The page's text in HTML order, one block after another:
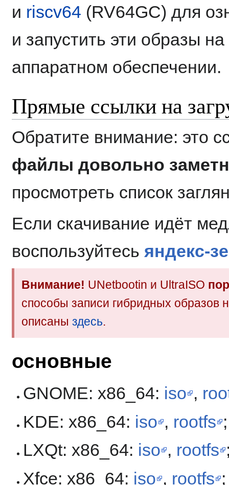
и riscv64 (RV64GC) для
и запустить эти образы
аппаратном обеспечении.
Прямые ссылки на
Обратите внимание: это
файлы довольно
просмотреть список
Если скачивание идёт
воспользуйтесь яндекс-
Внимание! UNetbootin и UltraISO
способы записи гибридных образов
описаны здесь.
основные
GNOME: x86_64: iso ,
KDE: x86_64: iso , rootfs
LXQt: x86_64: iso , rootfs
Xfce: x86_64: iso , rootfs